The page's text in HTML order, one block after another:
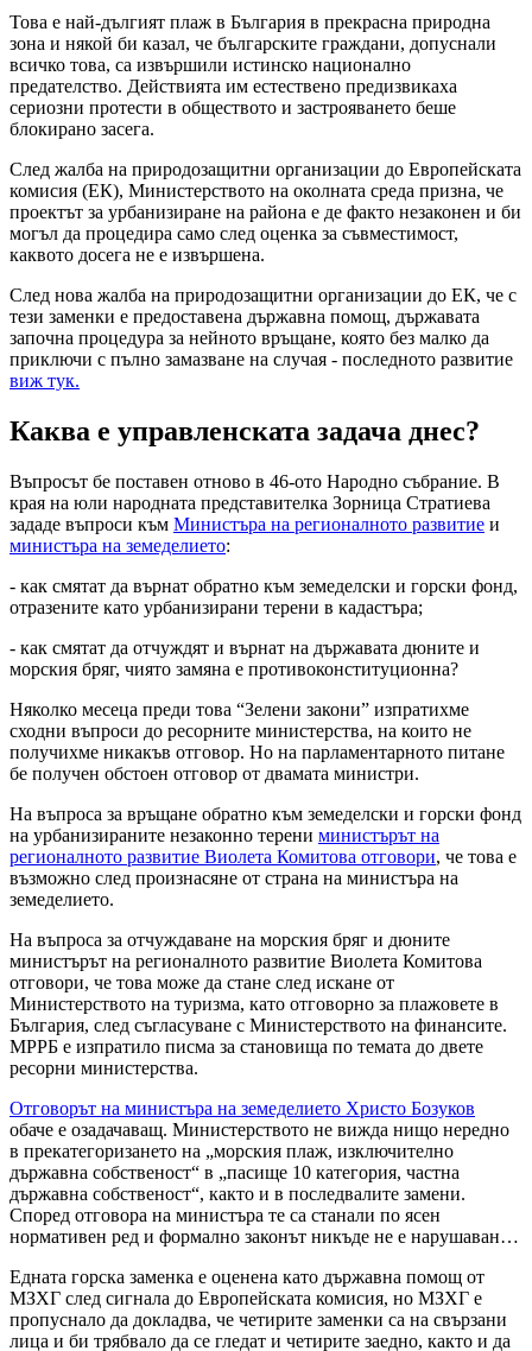
Това е най-дългият плаж в България в прекрасна природна
зона и някой би казал, че българските граждани, допуснали
всичко това, са извършили истинско национално
предателство. Действията им естествено предизвикаха
сериозни протести в обществото и застрояването беше
блокирано засега.
След жалба на природозащитни организации до Европейската
комисия (ЕК), Министерството на околната среда призна, че
проектът за урбанизиране на района е де факто незаконен и би
могъл да процедира само след оценка за съвместимост,
каквото досега не е извършена.
След нова жалба на природозащитни организации до ЕК, че с
тези заменки е предоставена държавна помощ, държавата
започна процедура за нейното връщане, която без малко да
приключи с пълно замазване на случая - последното развитие
виж тук.
Каква е управленската задача днес?
Въпросът бе поставен отново в 46-ото Народно събрание. В
края на юли народната представителка Зорница Стратиева
зададе въпроси към Министъра на регионалното развитие и
министъра на земеделието:
- как смятат да върнат обратно към земеделски и горски фонд,
отразените като урбанизирани терени в кадастъра;
- как смятат да отчуждят и върнат на държавата дюните и
морския бряг, чиято замяна е противоконституционна?
Няколко месеца преди това “Зелени закони” изпратихме
сходни въпроси до ресорните министерства, на които не
получихме никакъв отговор. Но на парламентарното питане
бе получен обстоен отговор от двамата министри.
На въпроса за връщане обратно към земеделски и горски фонд
на урбанизираните незаконно терени министърът на
регионалното развитие Виолета Комитова отговори, че това е
възможно след произнасяне от страна на министъра на
земеделието.
На въпроса за отчуждаване на морския бряг и дюните
министърът на регионалното развитие Виолета Комитова
отговори, че това може да стане след искане от
Министерството на туризма, като отговорно за плажовете в
България, след съгласуване с Министерството на финансите.
МРРБ е изпратило писма за становища по темата до двете
ресорни министерства.
Отговорът на министъра на земеделието Христо Бозуков
обаче е озадачаващ. Министерството не вижда нищо нередно
в прекатегоризането на „морския плаж, изключително
държавна собственост“ в „пасище 10 категория, частна
държавна собственост“, както и в последвалите замени.
Според отговора на министъра те са станали по ясен
нормативен ред и формално законът никъде не е нарушаван…
Едната горска заменка е оценена като държавна помощ от
МЗХГ след сигнала до Европейската комисия, но МЗХГ е
пропуснало да докладва, че четирите заменки са на свързани
лица и би трябвало да се гледат и четирите заедно, както и да